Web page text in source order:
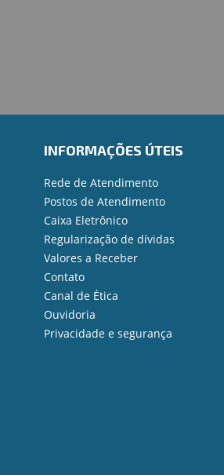
INFORMAÇÕES ÚTEIS
Rede de Atendimento
Postos de Atendimento
Caixa Eletrônico
Regularização de dívidas
Valores a Receber
Contato
Canal de Ética
Ouvidoria
Privacidade e segurança